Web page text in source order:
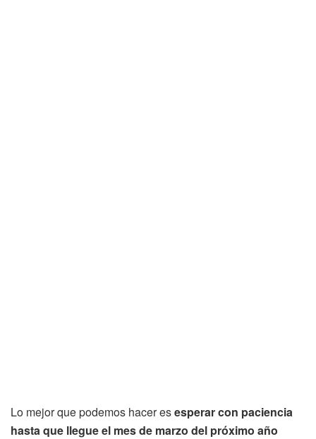
Lo mejor que podemos hacer esesperar con paciencia
hasta que llegue el mes de marzo del próximo año